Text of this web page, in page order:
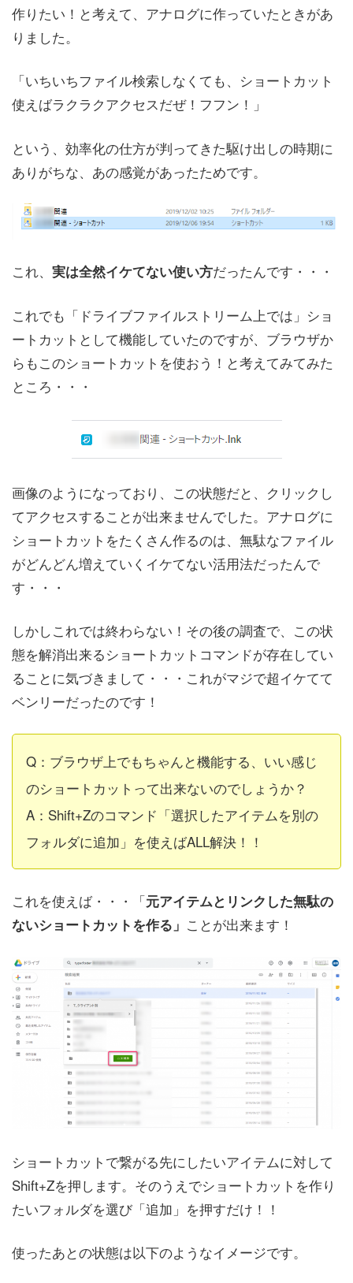
作りたい！と考えて、アナログに作っていたときがあ
りました。
「いちいちファイル検索しなくても、ショートカット
使えばラクラクアクセスだぜ！フフン！」
という、効率化の仕方が判ってきた駆け出しの時期に
ありがちな、あの感覚があったためです。
これ、 実は全然イケてない使い方だったんです・・・
これでも「ドライブファイルストリーム上では」ショ
ートカットとして機能していたのですが、ブラウザか
らもこのショートカットを使おう！と考えてみてみた
ところ・・・
画像のようになっており、この状態だと、クリックし
てアクセスすることが出来ませんでした。アナログに
ショートカットをたくさん作るのは、無駄なファイル
がどんどん増えていくイケてない活用法だったんで
す・・・
しかしこれでは終わらない！その後の調査で、この状
態を解消出来るショートカットコマンドが存在してい
ることに気づきまして・・・これがマジで超イケてて
ベンリーだったのです！
Q：ブラウザ上でもちゃんと機能する、いい感じ
のショートカットって出来ないのでしょうか？
A：Shift+Zのコマンド「選択したアイテムを別の
フォルダに追加」を使えばALL解決！！
これを使えば・・・「元アイテムとリンクした無駄の
ないショートカットを作る」 ことが出来ます！
ショートカットで繋がる先にしたいアイテムに対して
Shift+Zを押します。そのうえでショートカットを作り
たいフォルダを選び「追加」を押すだけ！！
使ったあとの状態は以下のようなイメージです。